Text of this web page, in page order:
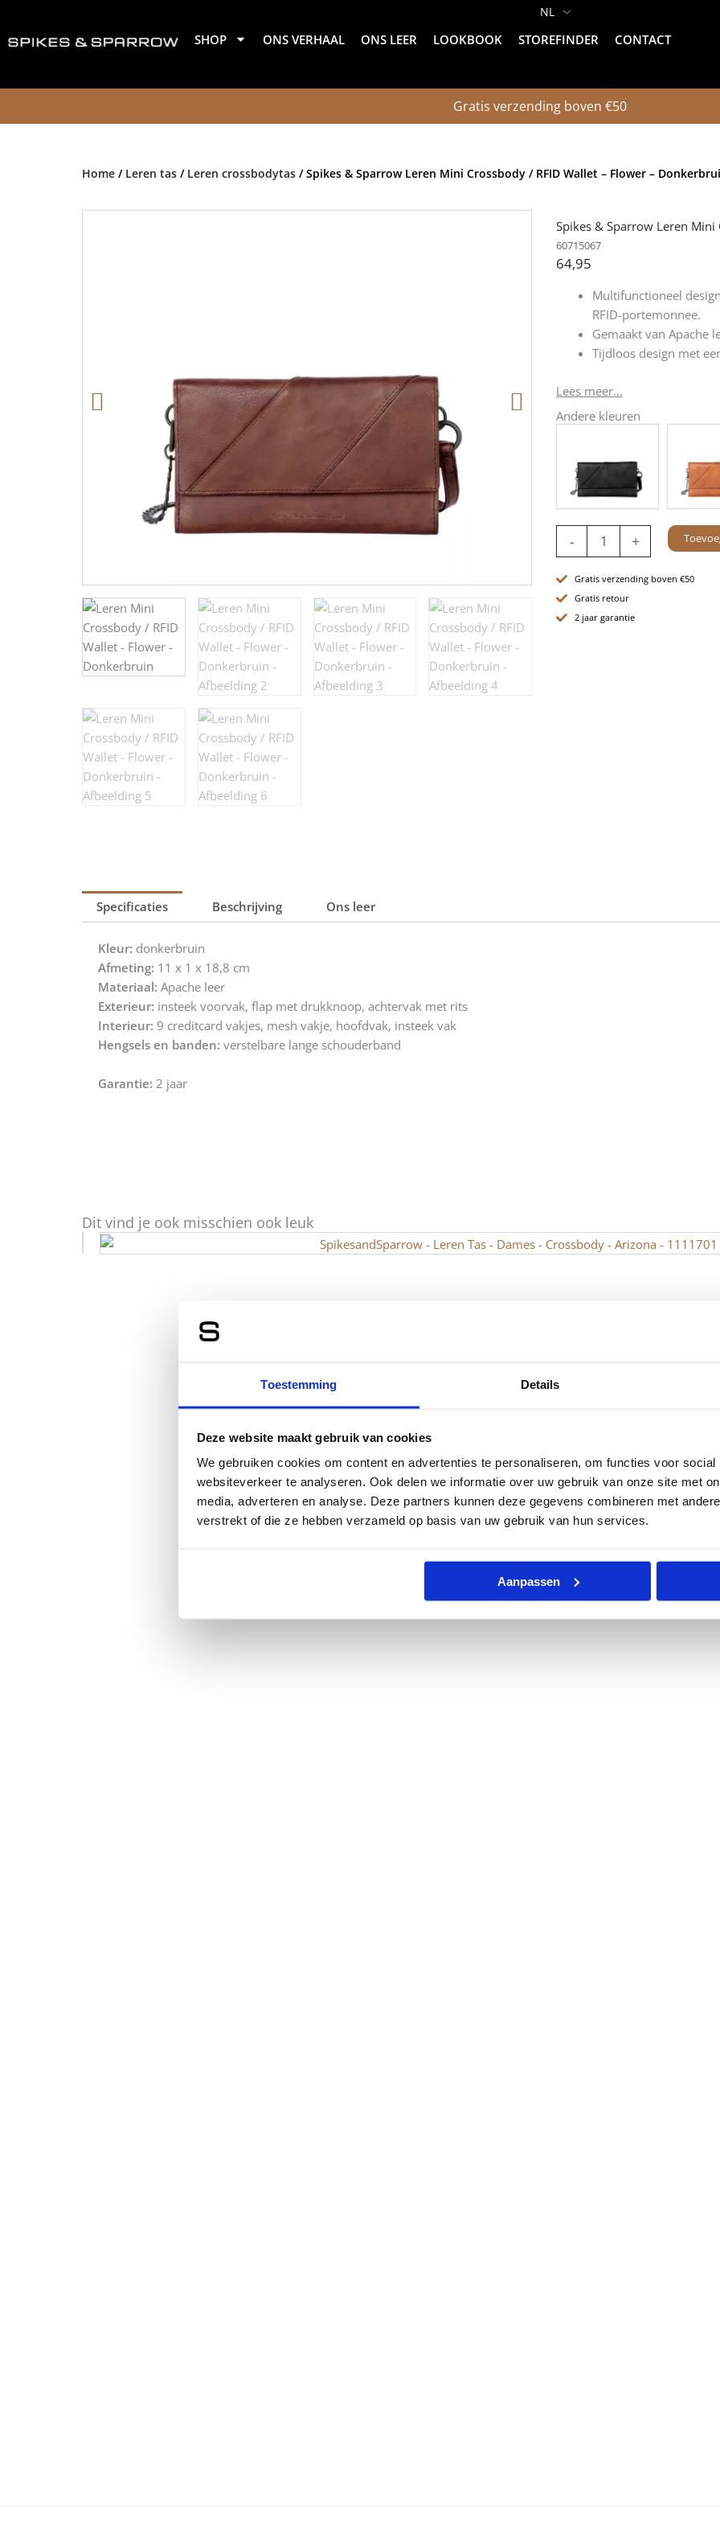
Toestemming Details
Deze website maakt gebruik van cookies
We gebruiken cookies om content en advertenties te personaliseren, om functies voor
websiteverkeer te analyseren. Ook delen we informatie over uw gebruik van onze site met
media, adverteren en analyse. Deze partners kunnen deze gegevens combineren met
verstrekt of die ze hebben verzameld op basis van uw gebruik van hun services.
Aanpassen
de
SHOP ONS VERHAAL ONS LEER LOOKBOOK STOREFINDER CONTACT
Gratis verzending boven €50
Home / Leren tas / Leren crossbodytas / Spikes & Sparrow Leren Mini Crossbody / RFID Wallet – Flower –
Spikes & Sparrow Leren
60715067
64,95
Multifunctioneel
RFID-portemonnee.
Gemaakt van Apache
Tijdloos design met
Lees meer...
Andere kleuren
-
Mini
/
RFID
Wallet
+
Gratis verzending boven €50
Gratis retour
2 jaar garantie
Specificaties Beschrijving Ons leer
Kleur: donkerbruin
Afmeting: 11 x 1 x 18,8 cm
Materiaal: Apache leer
Exterieur: insteek voorvak, flap met drukknoop, achtervak met rits
Interieur: 9 creditcard vakjes, mesh vakje, hoofdvak, insteek vak
Hengsels en banden: verstelbare lange schouderband
Garantie: 2 jaar
Dit vind je ook misschien ook leuk